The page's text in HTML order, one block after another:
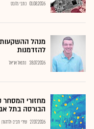
01.08.2026 כתבי גלובס
מנהל
להזדמנות
28.07.2026 נתנאל אריאל
מחזורי המסחר
הבורסה בתל
27.07.2026 שירי חביב-ולדהורן